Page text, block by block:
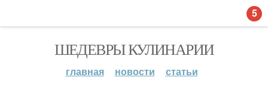
ШЕДЕВРЫ КУЛИНАРИИ
главная новости статьи
5